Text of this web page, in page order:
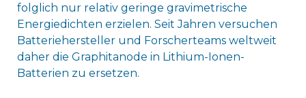
folglich nur relativ geringe gravimetrische
Energiedichten erzielen. Seit Jahren versuchen
Batteriehersteller und Forscherteams weltweit
daher die Graphitanode in Lithium-Ionen-
Batterien zu ersetzen.